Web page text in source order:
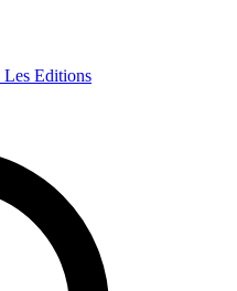
Les Editions